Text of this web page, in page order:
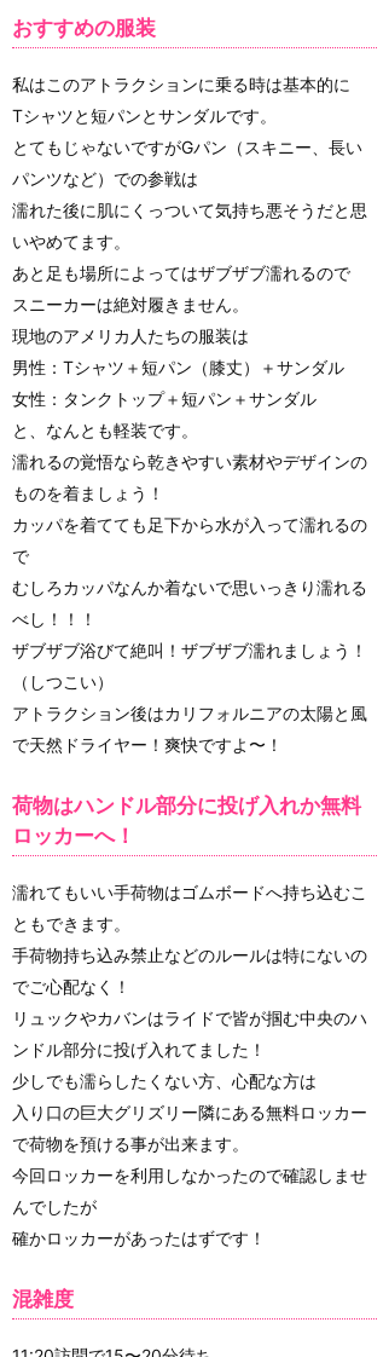
おすすめの服装
私はこのアトラクションに乗る時は基本的に
Tシャツと短パンとサンダルです。
とてもじゃないですがGパン（スキニー、長い
パンツなど）での参戦は
濡れた後に肌にくっついて気持ち悪そうだと思
いやめてます。
あと足も場所によってはザブザブ濡れるので
スニーカーは絶対履きません。
現地のアメリカ人たちの服装は
男性：Tシャツ＋短パン（膝丈）＋サンダル
女性：タンクトップ＋短パン＋サンダル
と、なんとも軽装です。
濡れるの覚悟なら乾きやすい素材やデザインの
ものを着ましょう！
カッパを着てても足下から水が入って濡れるの
で
むしろカッパなんか着ないで思いっきり濡れる
べし！！！
ザブザブ浴びて絶叫！ザブザブ濡れましょう！
（しつこい）
アトラクション後はカリフォルニアの太陽と風
で天然ドライヤー！爽快ですよ〜！
荷物はハンドル部分に投げ入れか無料
ロッカーへ！
濡れてもいい手荷物はゴムボードへ持ち込むこ
ともできます。
手荷物持ち込み禁止などのルールは特にないの
でご心配なく！
リュックやカバンはライドで皆が掴む中央のハ
ンドル部分に投げ入れてました！
少しでも濡らしたくない方、心配な方は
入り口の巨大グリズリー隣にある無料ロッカー
で荷物を預ける事が出来ます。
今回ロッカーを利用しなかったので確認しませ
んでしたが
確かロッカーがあったはずです！
混雑度